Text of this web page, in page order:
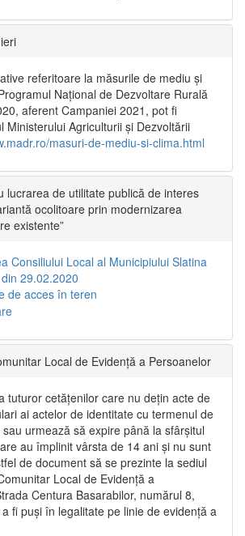
referitoare la măsurile de mediu și
Național de Dezvoltare Rurală
aferent Campaniei 2021, pot fi
Ministerului Agriculturii și Dezvoltării
masuri-de-mediu-si-clima.html
lucrarea de utilitate publică de interes
ocolitoare prin modernizarea
existente”
Consiliului Local al Municipiului Slatina
29.02.2020
de acces în teren
Local de Evidență a Persoanelor
tuturor cetățenilor care nu dețin acte de
ai actelor de identitate cu termenul de
urmează să expire până la sfârșitul
au împlinit vârsta de 14 ani și nu sunt
de document să se prezinte la sediul
Local de Evidență a
Centura Basarabilor, numărul 8,
fi puși în legalitate pe linie de evidență a